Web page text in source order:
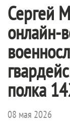
Сергей
онлайн-
полка
08 мая 2026